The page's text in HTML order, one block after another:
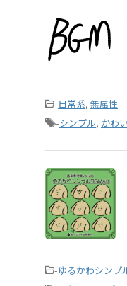
-日常系, 無属性
-シンプル, かわ
-ゆるかわシン